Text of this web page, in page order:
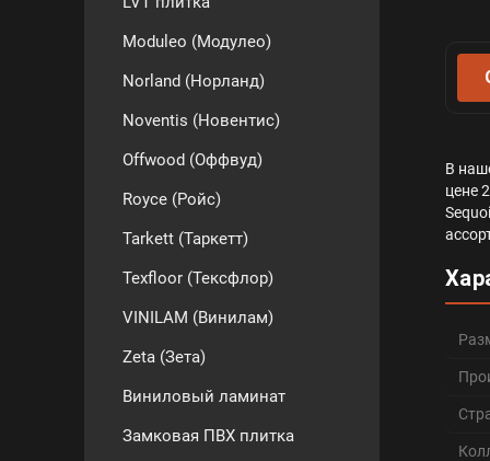
Moduleo (Модулео)
Norland (Норланд)
Noventis (Новентис)
Offwood (Оффвуд)
Royce (Ройс)
Tarkett (Таркетт)
Texfloor (Тексфлор)
VINILAM (Винилам)
Zeta (Зета)
Виниловый ламинат
Замковая ПВХ плитка
В
цене